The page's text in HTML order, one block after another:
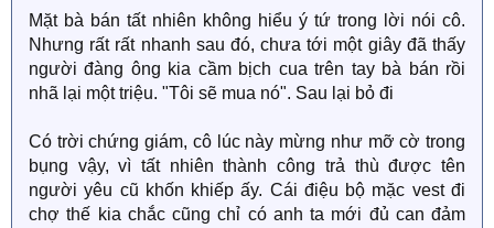
Mặt bà bán tất nhiên không hiểu ý tứ trong lời nói cô.
Nhưng rất rất nhanh sau đó, chưa tới một giây đã thấy
người đàng ông kia cầm bịch cua trên tay bà bán rồi
nhã lại một triệu. "Tôi sẽ mua nó". Sau lại bỏ đi
Có trời chứng giám, cô lúc này mừng như mỡ cờ trong
bụng vậy, vì tất nhiên thành công trả thù được tên
người yêu cũ khốn khiếp ấy. Cái điệu bộ mặc vest đi
chợ thế kia chắc cũng chỉ có anh ta mới đủ can đảm